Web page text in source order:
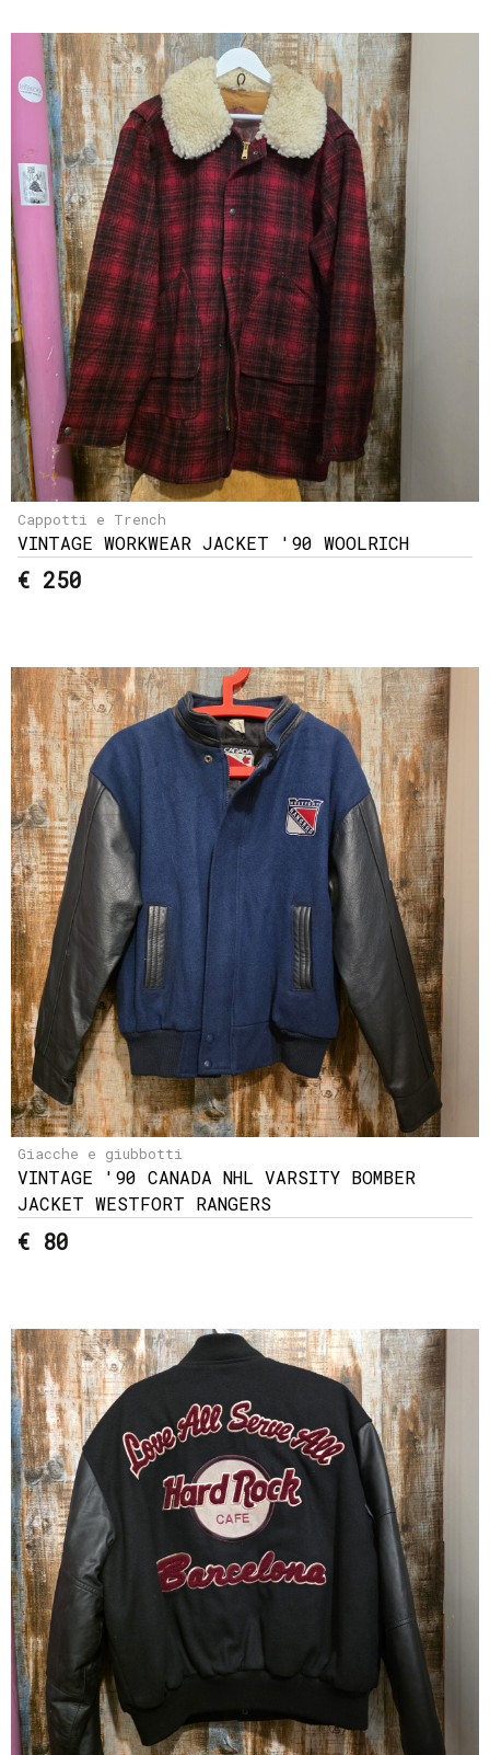
Cappotti e Trench
VINTAGE WORKWEAR JACKET '90 WOOLRICH
€ 250
Giacche e giubbotti
VINTAGE '90 CANADA NHL VARSITY BOMBER
JACKET WESTFORT RANGERS
€ 80